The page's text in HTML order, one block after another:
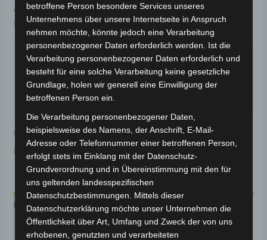
Artikelnummer:3M301-6005A-C4 Kategorie:VS2
Schlagwort:Karosserie & Verkleidung
Garantiert sicherer Checkout
inkl. 19 % MwSt.Kostenloser Versand
Lieferzeit:
Beschreibung
Produktsicherheit
betroffene Person besondere Services unseres
Unternehmens über unsere Internetseite in Anspruch
nehmen möchte, könnte jedoch eine Verarbeitung
personenbezogener Daten erforderlich werden. Ist die
Verarbeitung personenbezogener Daten erforderlich und
besteht für eine solche Verarbeitung keine gesetzliche
Grundlage, holen wir generell eine Einwilligung der
betroffenen Person ein.
Die Verarbeitung personenbezogener Daten,
beispielsweise des Namens, der Anschrift, E-Mail-
Adresse oder Telefonnummer einer betroffenen Person,
erfolgt stets im Einklang mit der Datenschutz-
Grundverordnung und in Übereinstimmung mit den für
uns geltenden landesspezifischen
Datenschutzbestimmungen. Mittels dieser
Datenschutzerklärung möchte unser Unternehmen die
Öffentlichkeit über Art, Umfang und Zweck der von uns
erhobenen, genutzten und verarbeiteten